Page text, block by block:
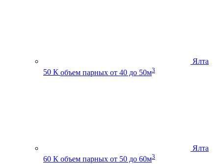
Ялта
50 К объем парных от 40 до 50м3
Ялта
60 К объем парных от 50 до 60м3